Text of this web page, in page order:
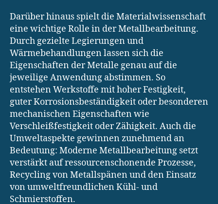
Darüber hinaus spielt die Materialwissenschaft
eine wichtige Rolle in der Metallbearbeitung.
Durch gezielte Legierungen und
Wärmebehandlungen lassen sich die
Eigenschaften der Metalle genau auf die
jeweilige Anwendung abstimmen. So
entstehen Werkstoffe mit hoher Festigkeit,
guter Korrosionsbeständigkeit oder besonderen
mechanischen Eigenschaften wie
Verschleißfestigkeit oder Zähigkeit. Auch die
Umweltaspekte gewinnen zunehmend an
Bedeutung: Moderne Metallbearbeitung setzt
verstärkt auf ressourcenschonende Prozesse,
Recycling von Metallspänen und den Einsatz
von umweltfreundlichen Kühl- und
Schmierstoffen.